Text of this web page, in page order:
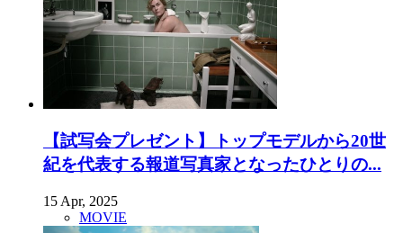
【試写会プレゼント】トップモデルから20世
紀を代表する報道写真家となったひとりの...
15 Apr, 2025
MOVIE